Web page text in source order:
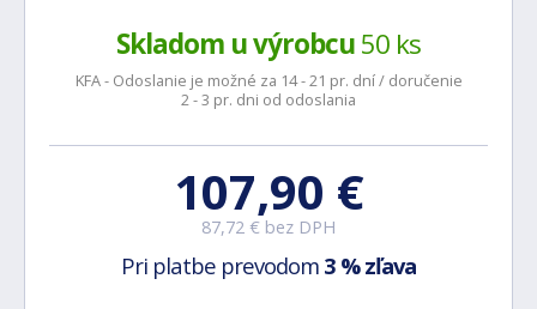
Skladom u výrobcu50 ks
KFA - Odoslanie je možné za 14 - 21 pr. dní / doručenie
2 - 3 pr. dni od odoslania
107,90 €
87,72 € bez DPH
Pri platbe prevodom 3 % zľava